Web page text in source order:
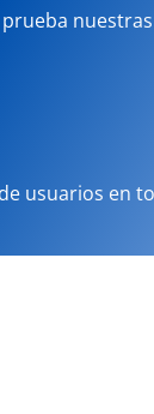
nuestras
usuarios en